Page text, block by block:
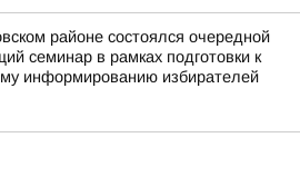
районе состоялся очередной
семинар в рамках подготовки к
информированию избирателей